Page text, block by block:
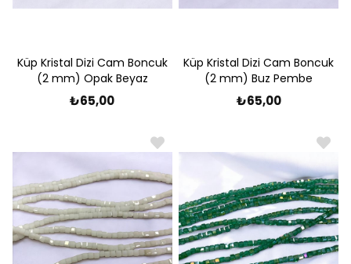
Küp Kristal Dizi Cam Boncuk
(2 mm) Opak Beyaz
₺65,00
Küp Kristal Dizi Cam Boncuk
(2 mm) Buz Pembe
₺65,00